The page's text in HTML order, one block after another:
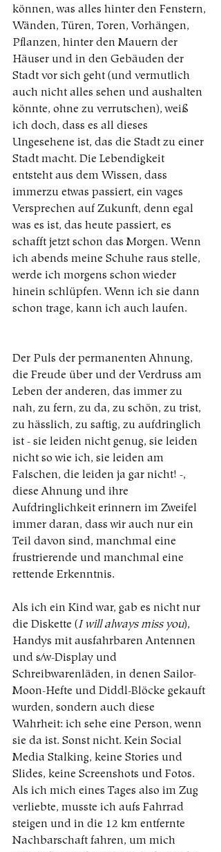
können, was alles hinter den Fenstern,
Wänden, Türen, Toren, Vorhängen,
Pflanzen, hinter den Mauern der
Häuser und in den Gebäuden der
Stadt vor sich geht (und vermutlich
auch nicht alles sehen und aushalten
könnte, ohne zu verrutschen), weiß
ich doch, dass es all dieses
Ungesehene ist, das die Stadt zu einer
Stadt macht. Die Lebendigkeit
entsteht aus dem Wissen, dass
immerzu etwas passiert, ein vages
Versprechen auf Zukunft, denn egal
was es ist, das heute passiert, es
schafft jetzt schon das Morgen. Wenn
ich abends meine Schuhe raus stelle,
werde ich morgens schon wieder
hinein schlüpfen. Wenn ich sie dann
schon trage, kann ich auch laufen.
Der Puls der permanenten Ahnung,
die Freude über und der Verdruss am
Leben der anderen, das immer zu
nah, zu fern, zu da, zu schön, zu trist,
zu hässlich, zu saftig, zu aufdringlich
ist - sie leiden nicht genug, sie leiden
nicht so wie ich, sie leiden am
Falschen, die leiden ja gar nicht! -,
diese Ahnung und ihre
Aufdringlichkeit erinnern im Zweifel
immer daran, dass wir auch nur ein
Teil davon sind, manchmal eine
frustrierende und manchmal eine
rettende Erkenntnis.
Als ich ein Kind war, gab es nicht nur
die Diskette (I will always miss you),
Handys mit ausfahrbaren Antennen
und s/w-Display und
Schreibwarenläden, in denen Sailor-
Moon-Hefte und Diddl-Blöcke gekauft
wurden, sondern auch diese
Wahrheit: ich sehe eine Person, wenn
sie da ist. Sonst nicht. Kein Social
Media Stalking, keine Stories und
Slides, keine Screenshots und Fotos.
Als ich mich eines Tages also im Zug
verliebte, musste ich aufs Fahrrad
steigen und in die 12 km entfernte
Nachbarschaft fahren, um mich